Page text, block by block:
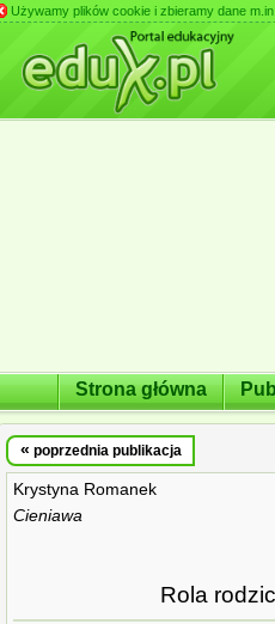
Używamy plików cookie i zbieramy dane
Strona główna
« poprzednia publikacja
Krystyna Romanek
Cieniawa
Rola